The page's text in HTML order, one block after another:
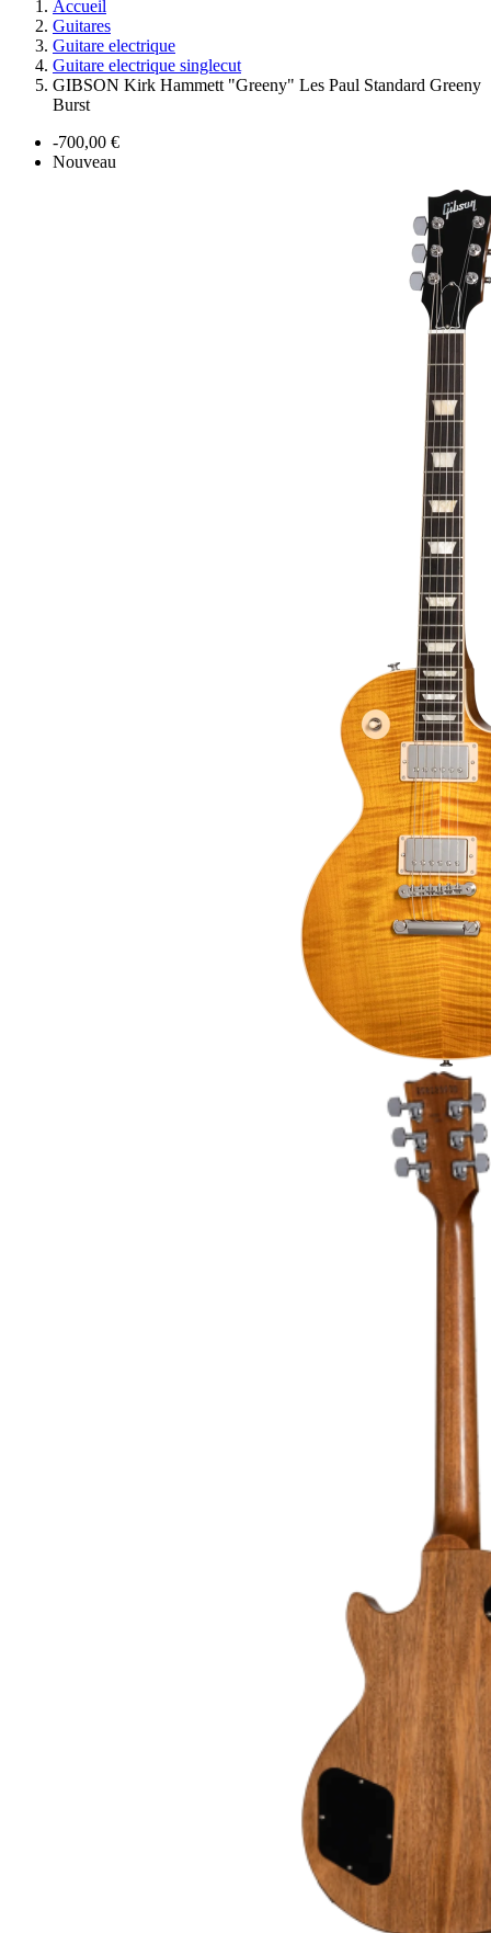
Accueil
Guitares
Guitare electrique
Guitare electrique singlecut
GIBSON Kirk Hammett "Greeny" Les Paul Standard Greeny
Burst
-700,00 €
Nouveau